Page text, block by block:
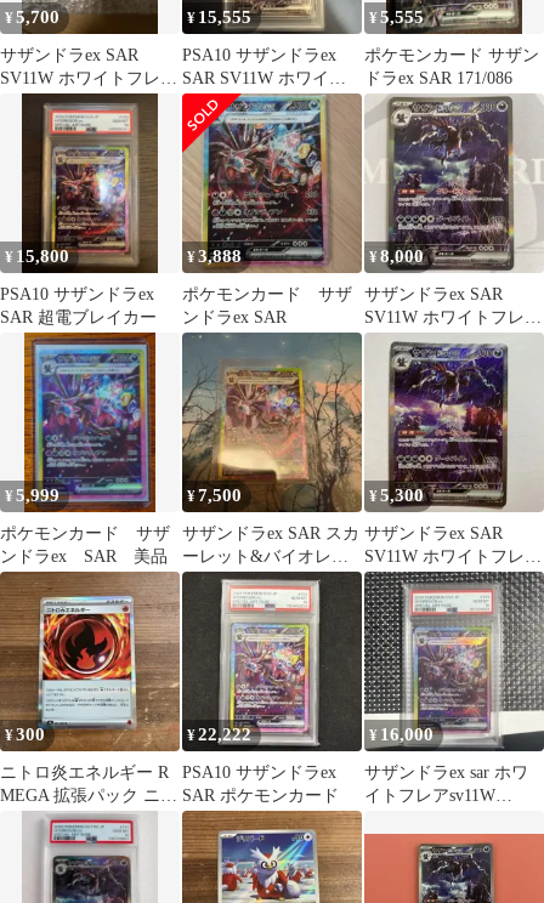
¥5,700
サザンドラex SAR
SV11W ホワイトフレア
171/086
¥ 15,555
PSA10 サザンドラex
SAR SV11W ホワイト
フレア 171/086
¥5,555
ポケモンカード サザン
ドラex SAR 171/086
¥ 15,800
PSA10 サザンドラex
SAR 超電ブレイカー
¥3,888
ポケモンカード サザ
ンドラex SAR
¥8,000
サザンドラex SAR
SV11W ホワイトフレア
171/086
¥5,999
ポケモンカード サザ
ンドラex SAR 美品
¥7,500
サザンドラex SAR スカ
ーレット&バイオレッ
ト 拡張パック 超電ブレ
イカー…
¥5,300
サザンドラex SAR
SV11W ホワイトフレア
171/086
¥300
ニトロ炎エネルギー R
MEGA 拡張パック ニン
ジャスピナー 081/083
¥22,222
PSA10 サザンドラex
SAR ポケモンカード
¥ 16,000
サザンドラex sar ホワ
イトフレアsv11W